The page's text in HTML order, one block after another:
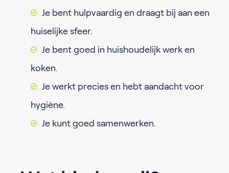
Je bent hulpvaardig en draagt bij aan een
huiselijke sfeer.
Je bent goed in huishoudelijk werk en
koken.
Je werkt precies en hebt aandacht voor
hygiëne.
Je kunt goed samenwerken.